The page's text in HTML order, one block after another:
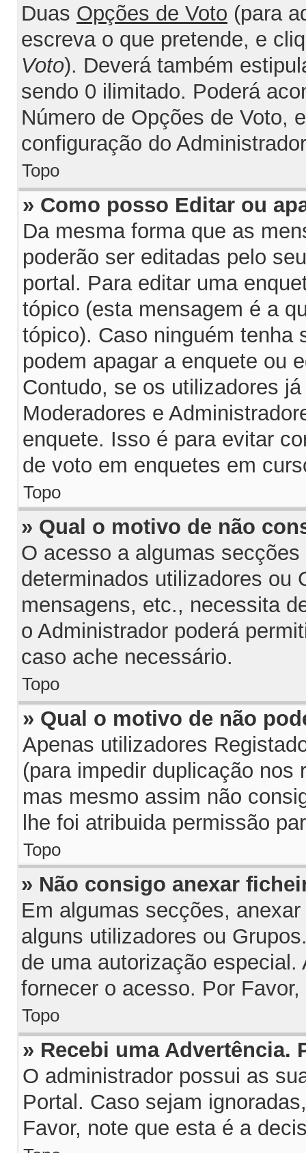
Duas Opções de Voto (para
escreva o que pretende, e
Voto). Deverá também
sendo 0 ilimitado. Poderá
Número de Opções de Voto,
configuração do
Topo
» Como posso Editar ou
Da mesma forma que as
poderão ser editadas pelo
portal. Para editar uma
tópico (esta mensagem é a
tópico). Caso ninguém tenha
podem apagar a enquete ou
Contudo, se os utilizadores
Moderadores e
enquete. Isso é para evitar
de voto em enquetes em
Topo
» Qual o motivo de não
O acesso a algumas
determinados utilizadores ou
mensagens, etc., necessita
o Administrador poderá
caso ache necessário.
Topo
» Qual o motivo de não
Apenas utilizadores
(para impedir duplicação
mas mesmo assim não
lhe foi atribuida permissão
Topo
» Não consigo anexar
Em algumas secções,
alguns utilizadores ou
de uma autorização
fornecer o acesso. Por
Topo
» Recebi uma Advertência.
O administrador possui as
Portal. Caso sejam
Favor, note que esta é a